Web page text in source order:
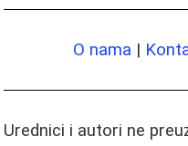
O nama |
Urednici i autori ne